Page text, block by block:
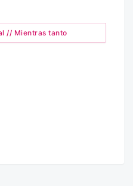
// Mientras tanto